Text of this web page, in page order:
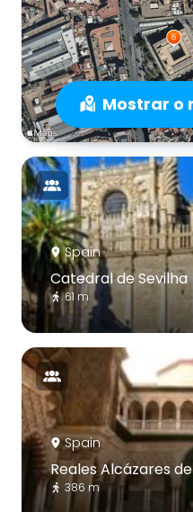
Mostrar o
Spain
Catedral de Sevilha
61 m
Spain
Reales Alcázares
386 m